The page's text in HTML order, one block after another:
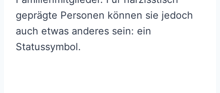
geprägte Personen können sie jedoch
auch etwas anderes sein: ein
Statussymbol.